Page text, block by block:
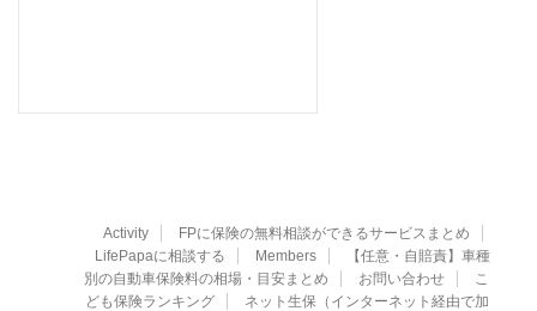
Activity
FPに保険の無料相談ができるサービスまとめ
LifePapaに相談する
Members
【任意・自賠責】車種
別の自動車保険料の相場・目安まとめ
お問い合わせ
こ
ども保険ランキング
ネット生保（インターネット経由で加